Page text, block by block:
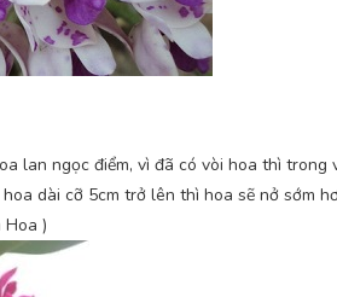
lan ngọc điểm, vì đã có vòi hoa thì
dài cỡ 5cm trở lên thì hoa sẽ nở sớm
)